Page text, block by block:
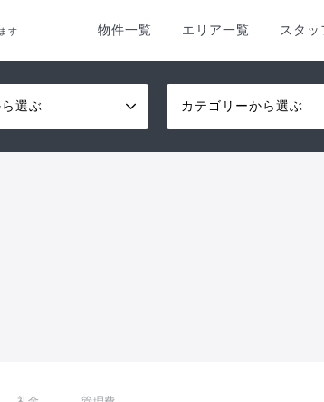
す 物件一覧 エリア一覧 スタッ
選ぶ カテゴリーから選ぶ